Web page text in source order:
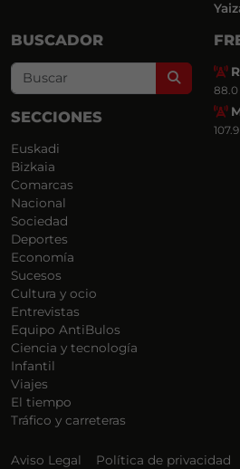
BUSCADOR
Search
SECCIONES
Euskadi
Bizkaia
Comarcas
Nacional
Sociedad
Deportes
Economía
Sucesos
Cultura y ocio
Entrevistas
Equipo AntiBulos
Ciencia y tecnología
Infantil
Viajes
El tiempo
Tráfico y carreteras
88.0
Aviso Legal Política de privacidad